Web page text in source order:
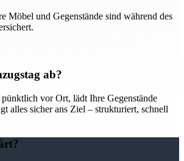
Möbel und Gegenstände sind während des
ab?
vor Ort, lädt Ihre Gegenstände
alles sicher ans Ziel – strukturiert, schnell